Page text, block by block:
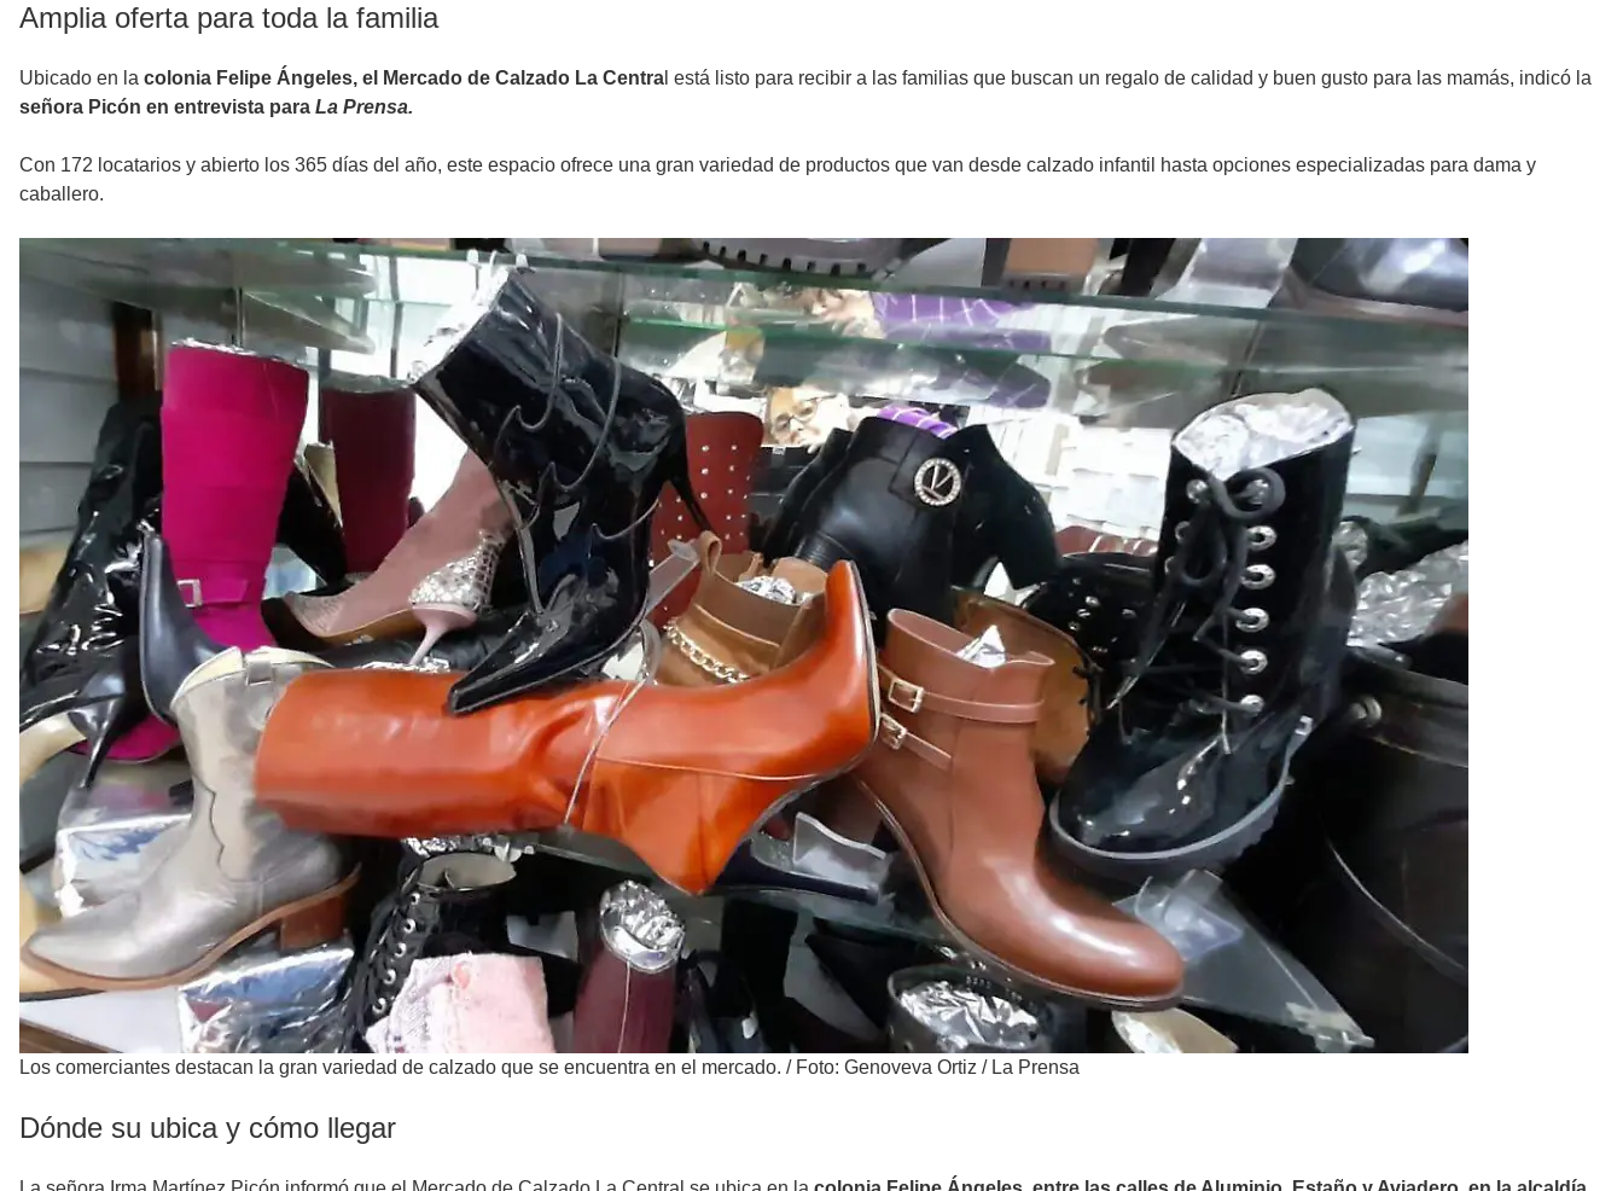
Amplia oferta para toda la familia
Ubicado en la colonia Felipe Ángeles, el Mercado de Calzado La Centra l está listo para recibir a las familias que buscan un regalo de calidad y buen gusto para las mamás, indicó la
señora Picón en entrevista para La Prensa.
Con 172 locatarios y abierto los 365 días del año, este espacio ofrece una gran variedad de productos que van desde calzado infantil hasta opciones especializadas para dama y
caballero.
Los comerciantes destacan la gran variedad de calzado que se encuentra en el mercado. / Foto: Genoveva Ortiz / La Prensa
Dónde su ubica y cómo llegar